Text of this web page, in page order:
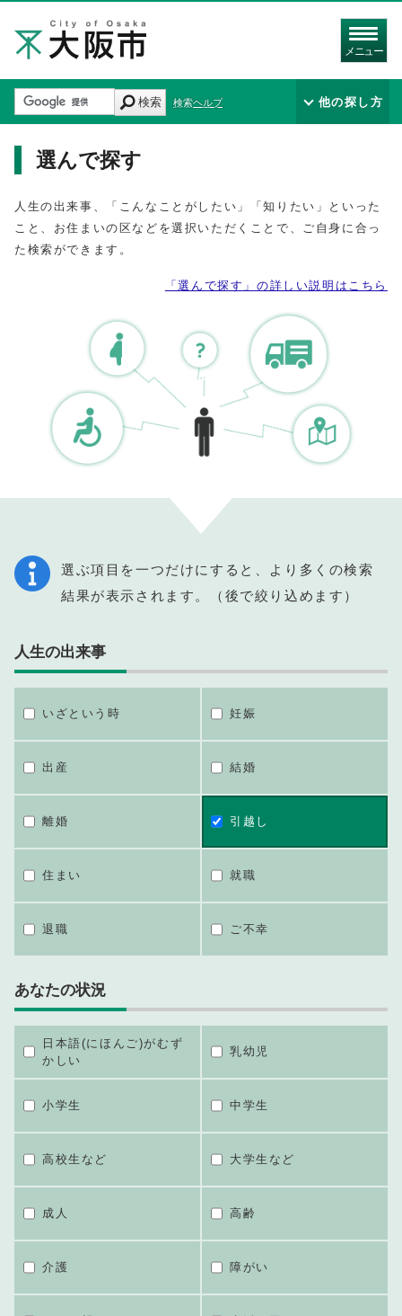
メニュー
検索 検索ヘルプ 他の探し方
選んで探す
人生の出来事、「こんなことがしたい」「知りたい」といった
こと、お住まいの区などを選択いただくことで、ご自身に合っ
た検索ができます。
「選んで探す」の詳しい説明はこちら
選ぶ項目を一つだけにすると、より多くの検索
結果が表示されます。（後で絞り込めます）
人生の出来事
いざという時 妊娠
出産 結婚
離婚 引越し
住まい 就職
退職 ご不幸
あなたの状況
日本語(にほんご)がむず
かしい
乳幼児
小学生 中学生
高校生など 大学生など
成人 高齢
介護 障がい